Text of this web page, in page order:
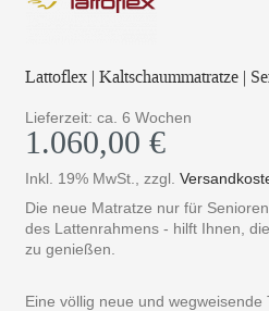
Lattoflex | Kaltschaummatratze |
Lieferzeit: ca. 6 Wochen
1.060,00 €
Inkl. 19% MwSt. ,zzgl.
Die neue Matratze nur für
des Lattenrahmens - hilft Ihnen,
zu genießen.
Eine völlig neue und wegweisende